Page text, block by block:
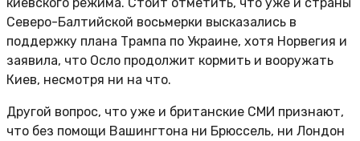
Северо-Балтийской восьмерки высказались в
поддержку плана Трампа по Украине, хотя Норвегия и
заявила, что Осло продолжит кормить и вооружать
Киев, несмотря ни на что.
Другой вопрос, что уже и британские СМИ признают,
что без помощи Вашингтона ни Брюссель, ни Лондон